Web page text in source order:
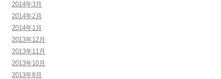
2014年3月
2014年2月
2014年1月
2013年12月
2013年11月
2013年10月
2013年8月